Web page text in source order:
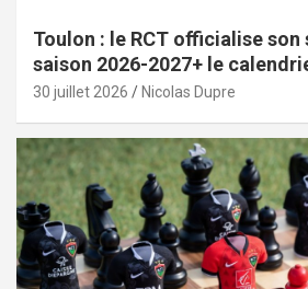
Toulon : le RCT officialise
saison 2026-2027+ le
30 juillet 2026 Nicolas Dupre